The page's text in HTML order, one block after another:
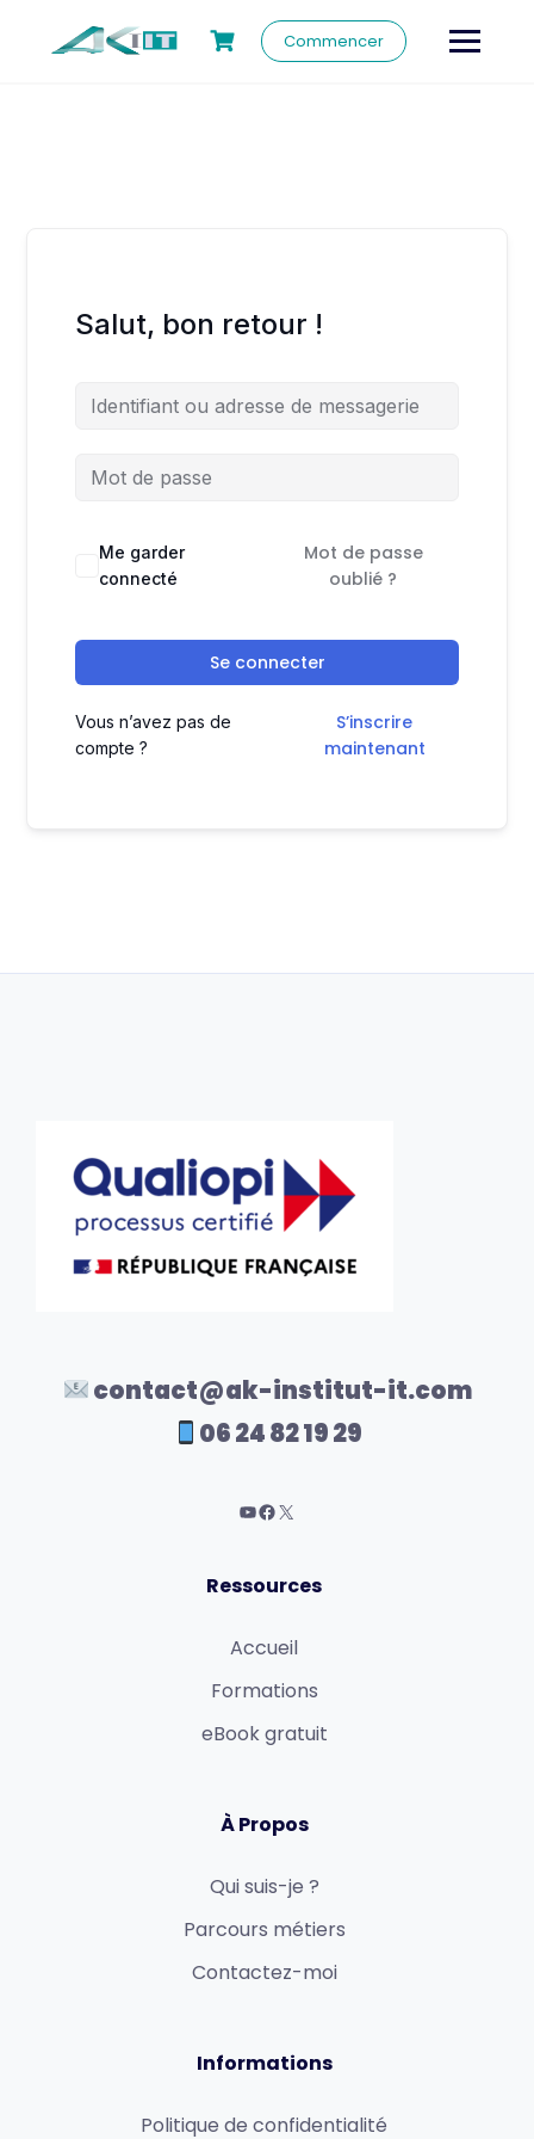
Commencer
Salut, bon retour !
Me garder
connecté
Mot de passe
oublié ?
Se connecter
Vous n’avez pas de
compte ?
S’inscrire
maintenant
contact@ak-institut-it.com
06 24 82 19 29
Ressources
Accueil
Formations
eBook gratuit
À Propos
Qui suis-je ?
Parcours métiers
Contactez-moi
Informations
Politique de confidentialité